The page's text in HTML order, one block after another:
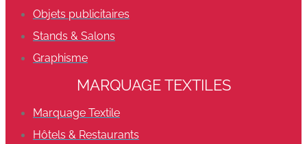
Objets publicitaires
Stands & Salons
Graphisme
MARQUAGE TEXTILES
Marquage Textile
Hôtels & Restaurants